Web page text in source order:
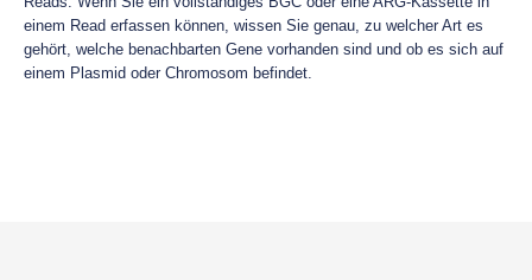
einem Read erfassen können, wissen Sie genau, zu welcher Art es
gehört, welche benachbarten Gene vorhanden sind und ob es sich auf
einem Plasmid oder Chromosom befindet.